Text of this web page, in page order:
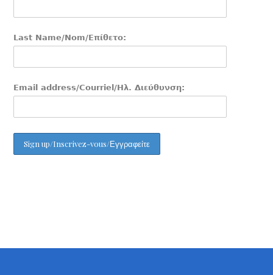
Last Name/Nom/Επίθετο:
Email address/Courriel/Ηλ. Διεύθυνση: